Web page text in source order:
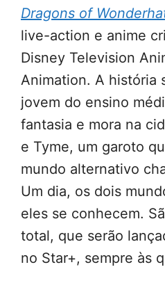
Dragons of
live-action e anime
Disney Television
Animation. A história
jovem do ensino
fantasia e mora na
e Tyme, um garoto
mundo alternativo
Um dia, os dois
eles se conhecem.
total, que serão
no Star+, sempre às